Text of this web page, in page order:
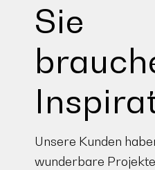
Sie
Unsere Kunden
wunderbare Projekte